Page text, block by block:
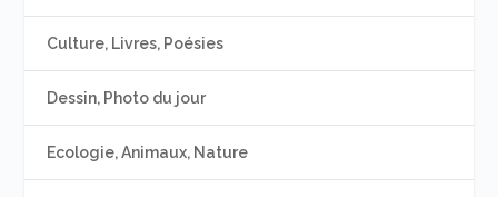
Culture, Livres, Poésies
Dessin, Photo du jour
Ecologie, Animaux, Nature